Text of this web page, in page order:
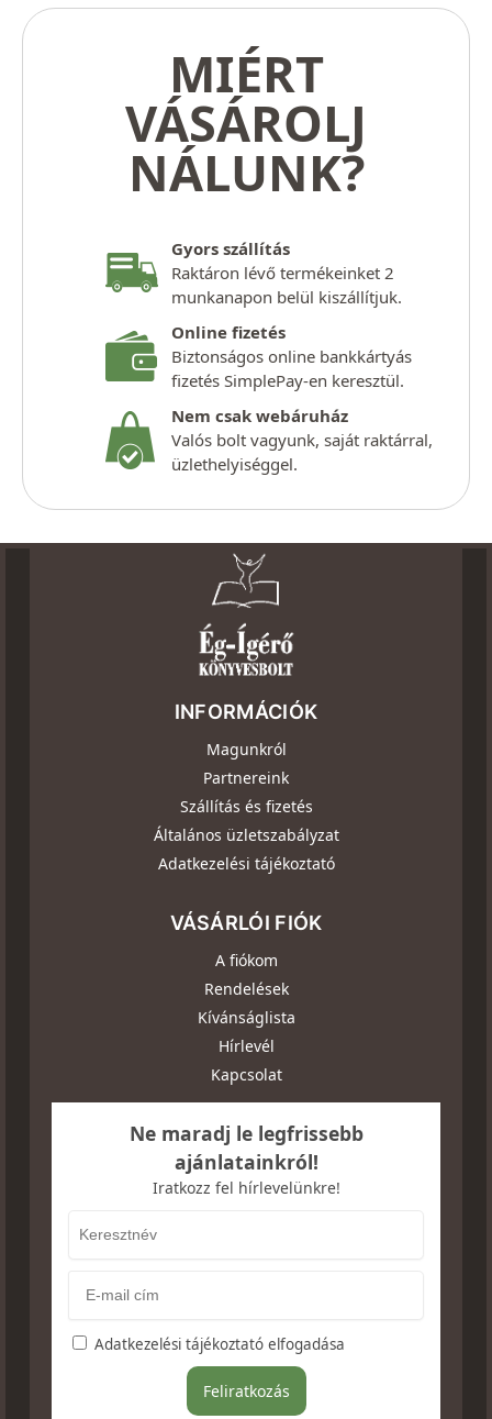
MIÉRT
VÁSÁROLJ
NÁLUNK?
Gyors szállítás
Raktáron lévő termékeinket 2
munkanapon belül kiszállítjuk.
Online fizetés
Biztonságos online bankkártyás
fizetés SimplePay-en keresztül.
Nem csak webáruház
Valós bolt vagyunk, saját raktárral,
üzlethelyiséggel.
INFORMÁCIÓK
Magunkról
Partnereink
Szállítás és fizetés
Általános üzletszabályzat
Adatkezelési tájékoztató
VÁSÁRLÓI FIÓK
A fiókom
Rendelések
Kívánságlista
Hírlevél
Kapcsolat
Ne maradj le legfrissebb
ajánlatainkról!
Iratkozz fel hírlevelünkre!
Adatkezelési tájékoztató elfogadása